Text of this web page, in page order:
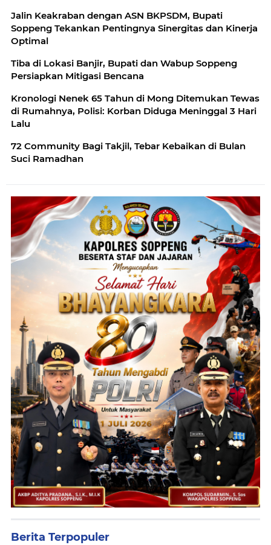
Jalin Keakraban dengan ASN BKPSDM, Bupati
Soppeng Tekankan Pentingnya Sinergitas dan Kinerja
Optimal
Tiba di Lokasi Banjir, Bupati dan Wabup Soppeng
Persiapkan Mitigasi Bencana
Kronologi Nenek 65 Tahun di Mong Ditemukan Tewas
di Rumahnya, Polisi: Korban Diduga Meninggal 3 Hari
Lalu
72 Community Bagi Takjil, Tebar Kebaikan di Bulan
Suci Ramadhan
Berita Terpopuler